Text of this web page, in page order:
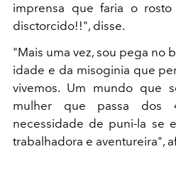
imprensa que faria o
disctorcido!!", disse.
"Mais uma vez, sou pega no
idade e da misoginia que
vivemos. Um mundo que
mulher que passa
necessidade de puni-la se
trabalhadora e aventureira",